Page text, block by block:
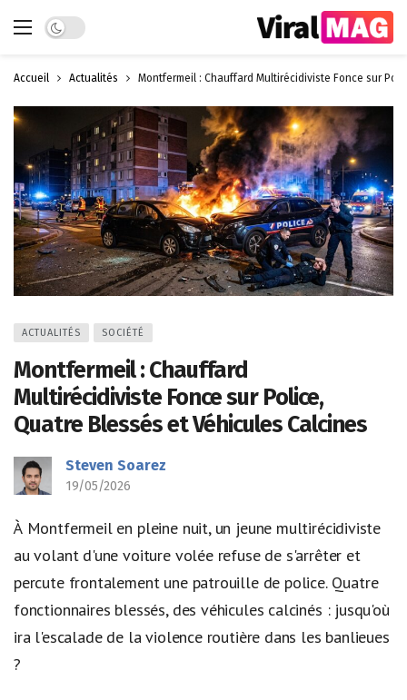
Dark mode
Accueil Actualités Montfermeil : Chauffard Multirécidiviste Fonce sur
ACTUALITÉS SOCIÉTÉ
Montfermeil : Chauffard
Multirécidiviste Fonce sur Police,
Quatre Blessés et Véhicules Calcines
Steven Soarez
19/05/2026
À Montfermeil en pleine nuit, un jeune multirécidiviste
au volant d'une voiture volée refuse de s'arrêter et
percute frontalement une patrouille de police. Quatre
fonctionnaires blessés, des véhicules calcinés : jusqu'où
ira l'escalade de la violence routière dans les banlieues
?